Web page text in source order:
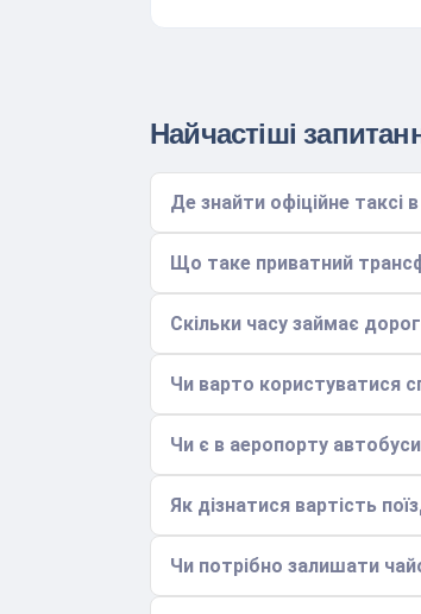
Найчастіші
Де знайти офіційне таксі
Що таке приватний
Скільки часу займає
Чи варто користуватися
Чи є в аеропорту
Як дізнатися вартість
Чи потрібно залишати